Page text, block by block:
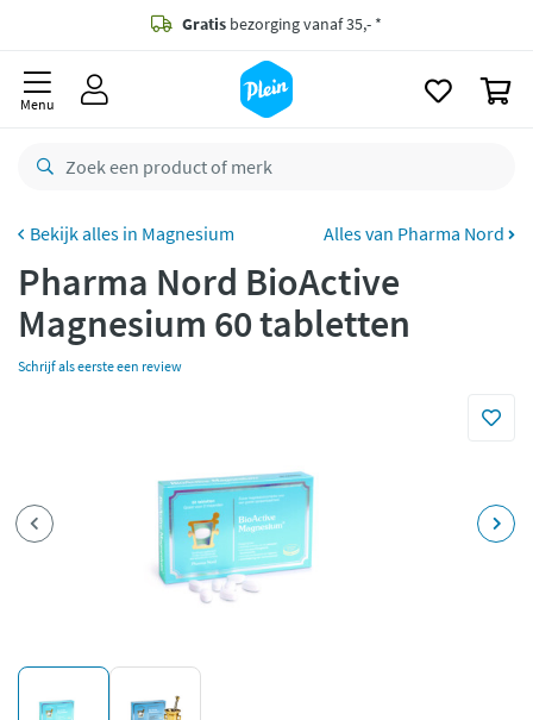
Gratis bezorging vanaf 35,- *
besteld,
retourneren
CO2 neutraal bezorgd
Betaal met Klarna
Menu
Magnesium Alles van Pharma Nord
Pharma Nord BioActive
Magnesium 60 tabletten
Schrijf als eerste een review